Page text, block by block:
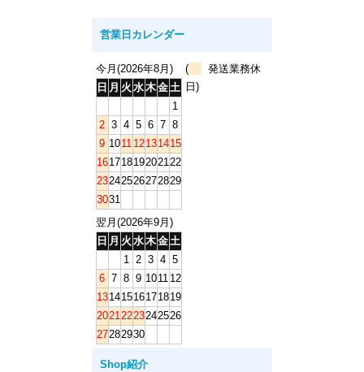
営業日カレンダー
今月(2026年8月)
日 月 火 水木金土
1
2 3 4 5 6 7 8
9 1011 12131415
16171819202122
23242526272829
3031
翌月(2026年9月)
日 月 火 水木金 土
1
2 3 4 5
6 7 8 9 1011 12
13141516171819
2021 2223242526
27282930
(
発送業務休
日)
Shop紹介